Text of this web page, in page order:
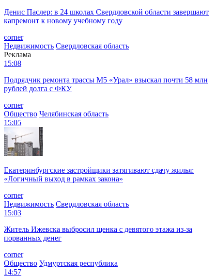
Денис Паслер: в 24 школах Свердловской области завершают
капремонт к новому учебному году
corner
Недвижимость Свердловская область
Реклама
15:08
Подрядчик ремонта трассы М5 «Урал» взыскал почти 58 млн
рублей долга с ФКУ
corner
Общество Челябинская область
15:05
Екатеринбургские застройщики затягивают сдачу жилья:
«Логичный выход в рамках закона»
corner
Недвижимость Свердловская область
15:03
Житель Ижевска выбросил щенка с девятого этажа из-за
порванных денег
corner
Общество Удмуртская республика
14:57